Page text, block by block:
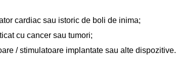
cardiac sau istoric de boli de inima;
cu cancer sau tumori;
/ stimulatoare implantate sau alte dispozitive.